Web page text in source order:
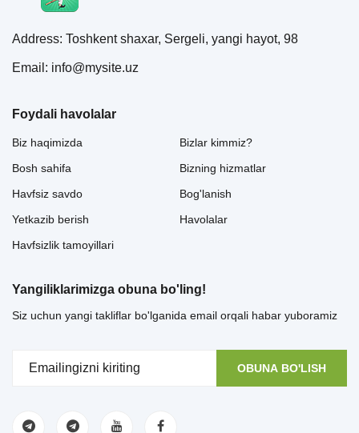
Address: Toshkent shaxar, Sergeli, yangi hayot, 98
Email: info@mysite.uz
Foydali havolalar
Biz haqimizda
Bosh sahifa
Havfsiz savdo
Yetkazib berish
Havfsizlik tamoyillari
Bizlar kimmiz?
Bizning hizmatlar
Bog'lanish
Havolalar
Yangiliklarimizga obuna bo'ling!
Siz uchun yangi takliflar bo'lganida email orqali habar yuboramiz
OBUNA BO'LISH